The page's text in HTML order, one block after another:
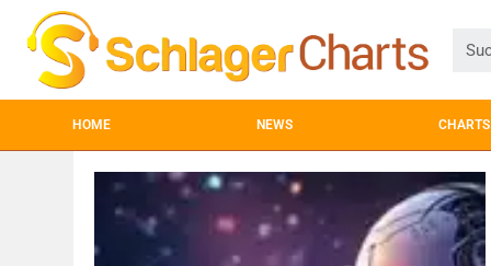
HOME NEWS CHARTS